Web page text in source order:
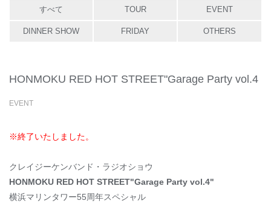
すべて TOUR EVENT
DINNER SHOW FRIDAY OTHERS
HONMOKU RED HOT STREET"Garage Party vol.4
EVENT
※終了いたしました。
クレイジーケンバンド・ラジオショウ
HONMOKU RED HOT STREET"Garage Party vol.4"
横浜マリンタワー55周年スペシャル